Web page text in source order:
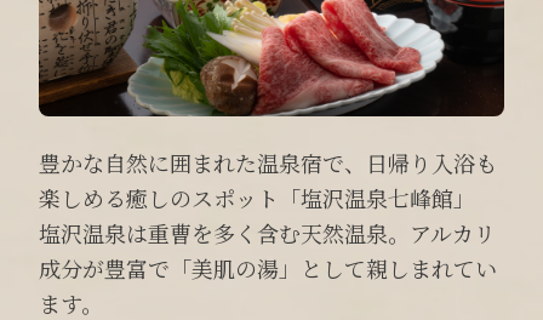
豊かな自然に囲まれた温泉宿で、日帰り入浴も
楽しめる癒しのスポット「塩沢温泉七峰館」
塩沢温泉は重曹を多く含む天然温泉。アルカリ
成分が豊富で「美肌の湯」として親しまれてい
ます。